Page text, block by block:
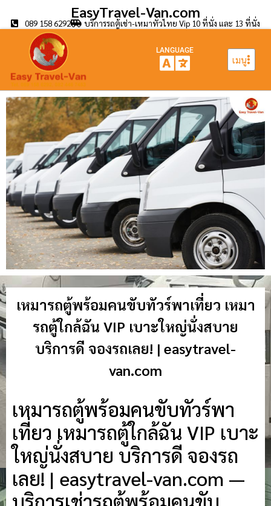
EasyTravel-Van.com
089 158 6292 บริการรถตู้เช่า-เหมาทั่วไทย Vip 10 ที่นั่ง และ 13 ที่นั่ง
เมนู
LANGUAGE
เหมารถตู้พร้อมคนขับทัวร์พาเที่ยว เหมา
รถตู้ใกล้ฉัน VIP เบาะใหญ่นั่งสบาย
บริการดี จองรถเลย! | easytravel-
van.com
เหมารถตู้พร้อมคนขับทัวร์พา
เที่ยว เหมารถตู้ใกล้ฉัน VIP เบาะ
ใหญ่นั่งสบาย บริการดี จองรถ
เลย! | easytravel-van.com —
บริการเช่ารถตู้พร้อมคนขับ